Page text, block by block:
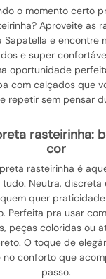
o momento certo
Aproveite as
Sapatella e encontre
e super
oportunidade
com calçados que
repetir sem pensar
cor
rasteirinha é
Neutra, discreta
quer
Perfeita pra usar
peças coloridas ou
O toque de
no conforto que
passo.